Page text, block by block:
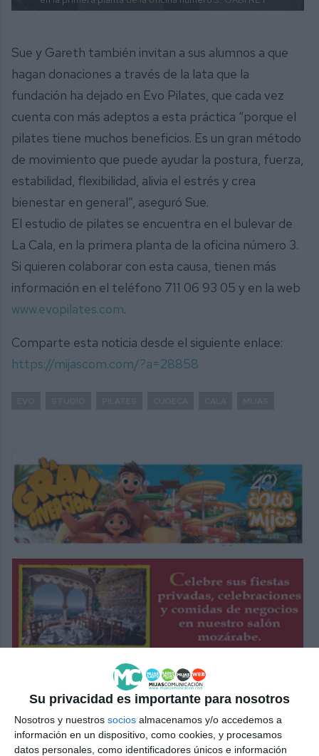
Su privacidad es importante para nosotros
Nosotros y nuestros socios almacenamos y/o accedemos a
información en un dispositivo, como cookies, y procesamos
datos personales, como identificadores únicos e información
Sue y Gareth también invitan a sus alumnos a que
hagan donaciones a través de la lata que la
fundación ha dejado en Evo Pilates, que cada vez
cuenta con más adeptos a esta práctica “porque el
pilates tiene muchos beneficios. Es un gran método
de movimiento que puede ayudar la postura, fuerza,
estabilidad, flexibilidad, alivia el estrés y crea
bienestar en general”, aseguró Sue.
El estudio de pilates se encuentra en el bulevar de
La Cala, en la primera planta de la oficina número 3.
Si quieren colaborar con esta causa, tienen más
información en el teléfono 711 06 93 05 y en la web
www.evopilates.com.
Comparte esta noticia desde el siguiente enlace:
https://mijascom.com/?a=28858